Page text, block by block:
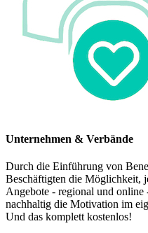
Unternehmen & Verbände
Durch die Einführung von
Beschäftigten die Möglichkeit,
Angebote - regional und online
nachhaltig die Motivation im
Und das komplett kostenlos!